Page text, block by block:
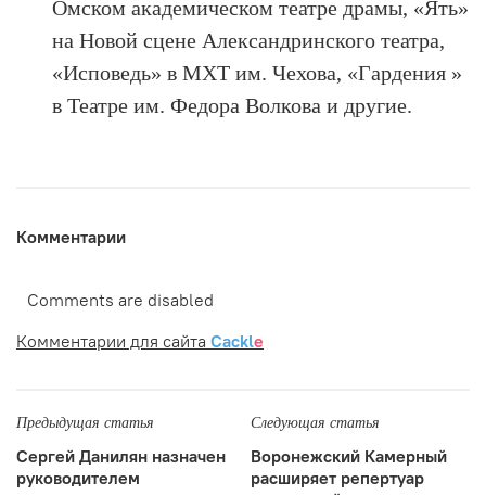
Омском академическом театре драмы, «Ять»
на Новой сцене Александринского театра,
«Исповедь» в МХТ им. Чехова, «Гардения »
в Театре им. Федора Волкова и другие.
Комментарии
Comments are disabled
Комментарии для сайта Cackle
Предыдущая статья
Сергей Данилян назначен
руководителем
Следующая статья
Воронежский Камерный
расширяет репертуар